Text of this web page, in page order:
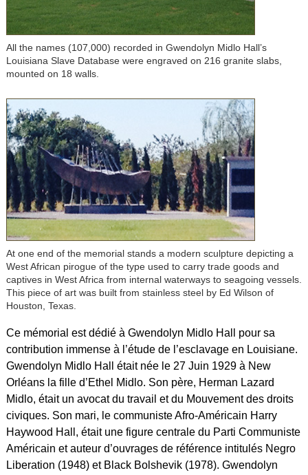
All the names (107,000) recorded in Gwendolyn Midlo Hall’s
Louisiana Slave Database were engraved on 216 granite slabs,
mounted on 18 walls.
At one end of the memorial stands a modern sculpture depicting a
West African pirogue of the type used to carry trade goods and
captives in West Africa from internal waterways to seagoing vessels.
This piece of art was built from stainless steel by Ed Wilson of
Houston, Texas.
Ce mémorial est dédié à Gwendolyn Midlo Hall pour sa
contribution immense à l’étude de l’esclavage en Louisiane.
Gwendolyn Midlo Hall était née le 27 Juin 1929 à New
Orléans la fille d’Ethel Midlo. Son père, Herman Lazard
Midlo, était un avocat du travail et du Mouvement des droits
civiques. Son mari, le communiste Afro-Américain Harry
Haywood Hall, était une figure centrale du Parti Communiste
Américain et auteur d’ouvrages de référence intitulés Negro
Liberation (1948) et Black Bolshevik (1978). Gwendolyn